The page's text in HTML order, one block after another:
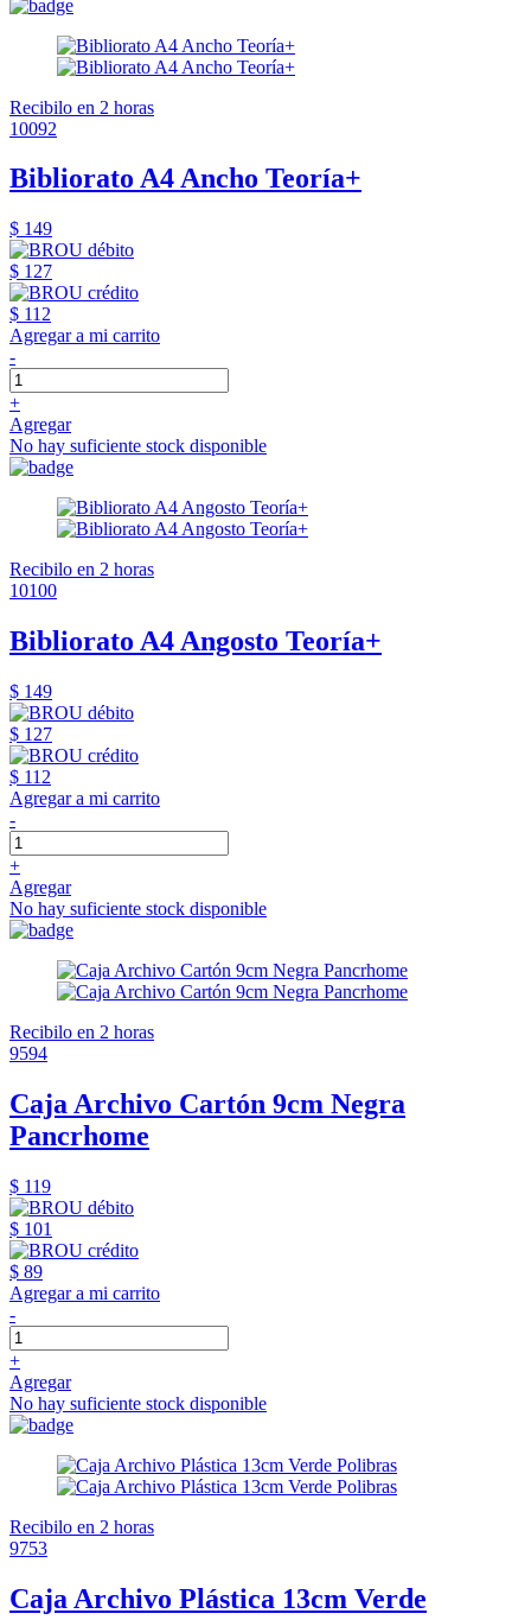
Recibilo en 2 horas
10092
Bibliorato A4 Ancho Teoría+
$ 149
$ 127
$ 112
Agregar a mi carrito
-
+
Agregar
No hay suficiente stock disponible
Recibilo en 2 horas
10100
Bibliorato A4 Angosto Teoría+
$ 149
$ 127
$ 112
Agregar a mi carrito
-
+
Agregar
No hay suficiente stock disponible
Recibilo en 2 horas
9594
Caja Archivo Cartón 9cm Negra
Pancrhome
$ 119
$ 101
$ 89
Agregar a mi carrito
-
+
Agregar
No hay suficiente stock disponible
Recibilo en 2 horas
9753
Caja Archivo Plástica 13cm Verde